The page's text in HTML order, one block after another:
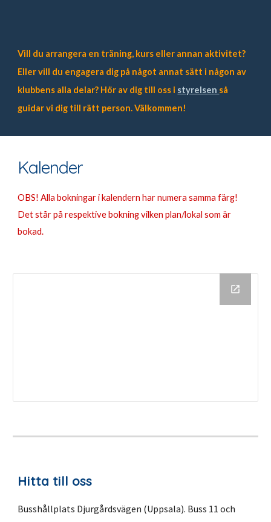
Vill du arrangera en träning, kurs eller annan aktivitet?
Eller vill du engagera dig på något annat sätt i någon av
klubbens alla delar? Hör av dig till oss i styrelsen så
guidar vi dig till rätt person. Välkommen!
Kalender
OBS! Alla bokningar i kalendern har numera samma färg!
Detstår på respektivebokningvilken plan/lokal som är
bokad.
Hitta till oss
Busshållplats Djurgårdsvägen (Uppsala). Buss 11 och